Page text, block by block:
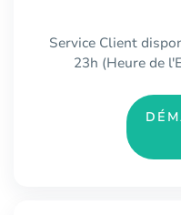
Service Client
23h (Heure de